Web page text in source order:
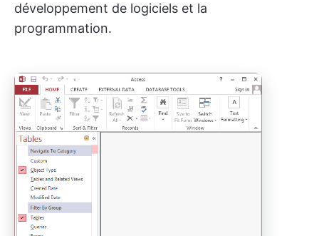
développement de logiciels et la
programmation.